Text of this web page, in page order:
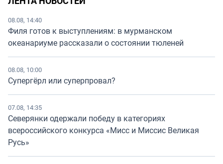
08.08, 14:40
Филя готов к выступлениям: в мурманском
океанариуме рассказали о состоянии тюленей
08.08, 10:00
Супергёрл или суперпровал?
07.08, 14:35
Северянки одержали победу в категориях
всероссийского конкурса «Мисс и Миссис Великая
Русь»